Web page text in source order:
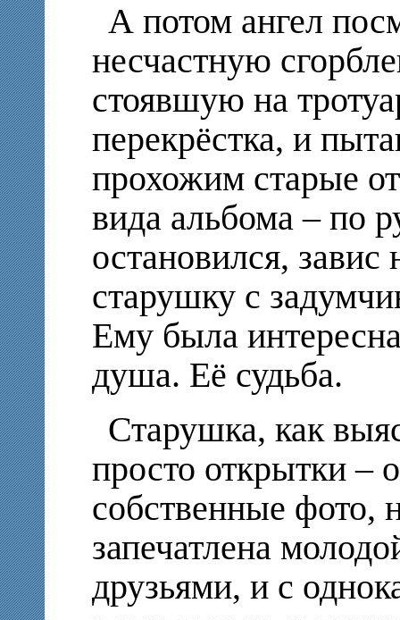
А потом ангел
несчастную
стоявшую на
перекрёстка, и
прохожим старые
вида альбома – по
остановился,
старушку с
Ему была
душа. Её судьба.
Старушка, как
просто открытки –
собственные фото,
запечатлена
друзьями, и с